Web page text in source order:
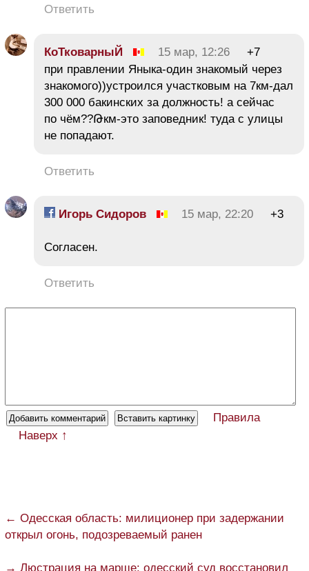
Ответить
КоТковарныЙ 15 мар, 12:26
+7
при правлении Яныка-один знакомый через
знакомого))устроился участковым на 7км-дал
300 000 бакинских за должность! а сейчас
по чём??Թкм-это заповедник! туда с улицы
не попадают.
Ответить
Игорь Сидоров 15 мар, 22:20 +3
Согласен.
Ответить
Правила
Наверх ↑
← Одесская область: милиционер при задержании
открыл огонь, подозреваемый ранен
→ Люстрация на марше: одесский суд восстановил